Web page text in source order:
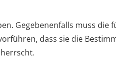
Gegebenenfalls muss die
dass sie die